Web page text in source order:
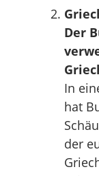
Der
In
hat
der